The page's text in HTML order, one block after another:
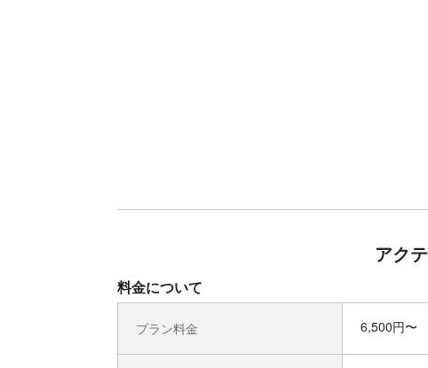
アク
料金について
プラン料金 6,500円〜